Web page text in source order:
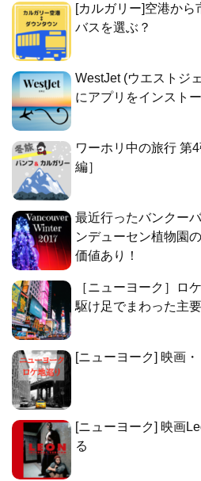
[カルガリー]空港か
バスを選ぶ？
WestJet (ウエストジ
にアプリをインスト
ワーホリ中の旅行 第
編］
最近行ったバンクー
ンデューセン植物園
価値あり！
［ニューヨーク］ロ
駆け足でまわった主
[ニューヨーク] 映画
[ニューヨーク] 映画
る